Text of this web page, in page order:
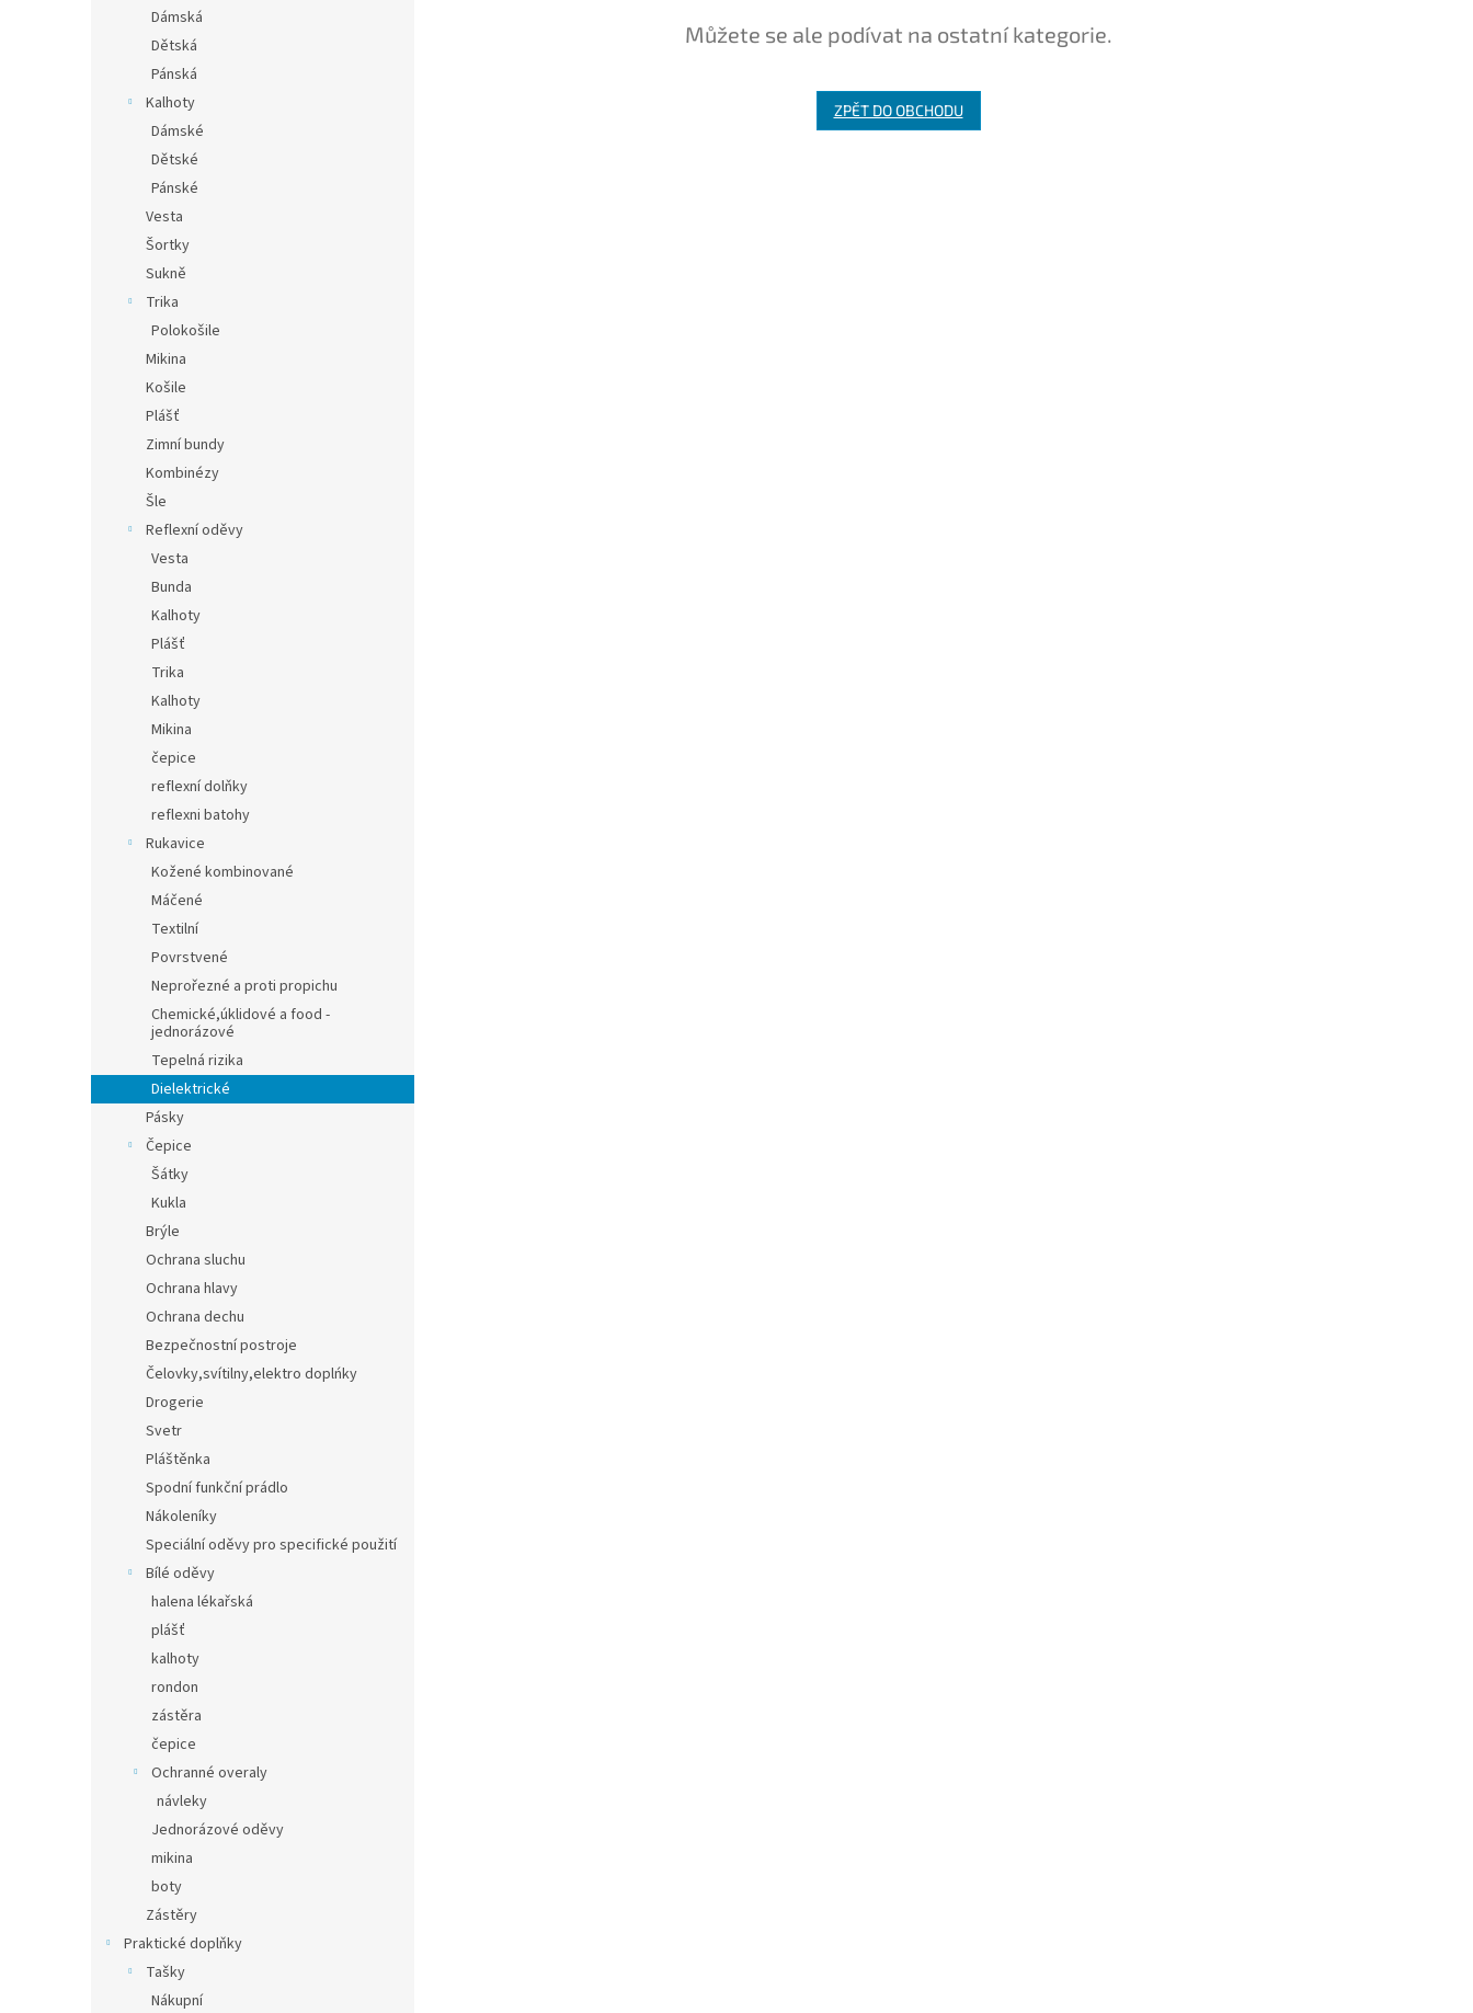
Dámská
Dětská
Pánská
Kalhoty
Dámské
Dětské
Pánské
Vesta
Šortky
Sukně
Trika
Polokošile
Mikina
Košile
Plášť
Zimní bundy
Kombinézy
Šle
Reflexní oděvy
Vesta
Bunda
Kalhoty
Plášť
Trika
Kalhoty
Mikina
čepice
reflexní dolňky
reflexni batohy
Rukavice
Kožené kombinované
Máčené
Textilní
Povrstvené
Neprořezné a proti propichu
Chemické,úklidové a food -
jednorázové
Tepelná rizika
Dielektrické
Pásky
Čepice
Šátky
Kukla
Brýle
Ochrana sluchu
Ochrana hlavy
Ochrana dechu
Bezpečnostní postroje
Čelovky,svítilny,elektro doplńky
Drogerie
Svetr
Pláštěnka
Spodní funkční prádlo
Nákoleníky
Speciální oděvy pro specifické použití
Bílé oděvy
halena lékařská
plášť
kalhoty
rondon
zástěra
čepice
Ochranné overaly
návleky
Jednorázové oděvy
mikina
boty
Zástěry
Praktické doplňky
Tašky
Nákupní
Můžete se ale podívat na ostatní kategorie.
ZPĚT DO OBCHODU